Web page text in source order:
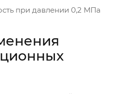
при давлении 0,2 МПа